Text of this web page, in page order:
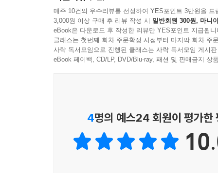
--- p.12
* “‘불쌍하다, 안타깝다’ 하는 그 생각을 착각으
다. 불교에서 말하는 일체유심조(一切唯心造), 즉
--- p. 37
* “대승의 마음을 낼 때 고통은 사라지고, 수행은
“매달리지 말고 바쳐라” 고통을 끝내는 단 하나의
우리는 왜 끊임없이 번뇌할까? 스승 백성욱은 그
‘억울하다’ ‘불안하다’ ‘화가 난다’와 같은 생각을
마음이 바뀌면 삶이 달라진다
한 청년이 짊어졌던 삶의 무게는 어떻게 사라질
매주 10건의 우수리뷰를 선정하여 YES포인트 3만원을 드
3,000원 이상 구매 후 리뷰 작성 시 일반회원 300원, 마니
eBook은 다운로드 후 작성한 리뷰만 YES포인트 지급됩니
클래스는 첫번째 회차 주문확정 시점부터 마지막 회차 주
사락 독서모임으로 진행된 클래스는 사락 독서모임 게시
eBook 페이백, CD/LP, DVD/Blu-ray, 패션 및 판매금지 상
4명의 예스24 회원이 평가한